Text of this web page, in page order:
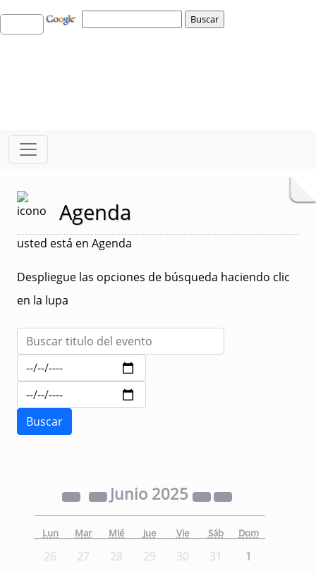
Agenda
usted está en Agenda
Despliegue las opciones de búsqueda haciendo clic
en la lupa
Junio 2025
Lun Mar Mié Jue Vie Sáb Dom
26 27 28 29 30 31
1